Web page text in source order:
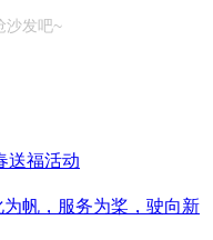
沙发吧~
送福活动
为帆，服务为桨，驶向新